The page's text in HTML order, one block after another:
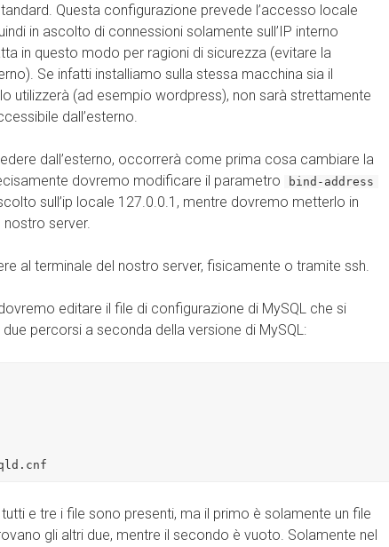
Questa configurazione prevede l’accesso locale
in ascolto di connessioni solamente sull’IP interno
in questo modo per ragioni di sicurezza (evitare la
Se infatti installiamo sulla stessa macchina sia il
utilizzerà (ad esempio wordpress), non sarà strettamente
dall’esterno.
dall’esterno, occorrerà come prima cosa cambiare la
dovremo modificare il parametro
bind-address
sull’ip locale 127.0.0.1, mentre dovremo metterlo in
nostro server.
al terminale del nostro server, fisicamente o tramite ssh.
editare il file di configurazione di MySQL che si
percorsi a seconda della versione di MySQL:
e tre i file sono presenti, ma il primo è solamente un file
gli altri due, mentre il secondo è vuoto. Solamente nel